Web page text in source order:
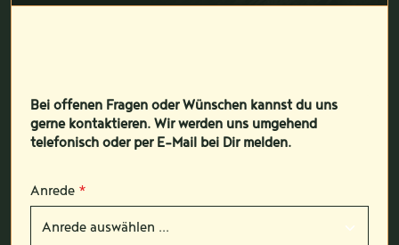
Bei offenen Fragen oder Wünschen kannst du uns
gerne kontaktieren. Wir werden uns umgehend
telefonisch oder per E-Mail bei Dir melden.
Anrede *